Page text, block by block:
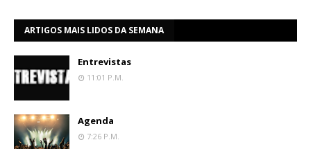
ARTIGOS MAIS LIDOS DA SEMANA
Entrevistas
11:01 P.m.
Agenda
7:26 P.m.